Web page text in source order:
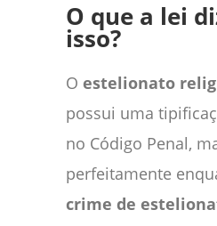
O que a lei
isso?
O estelionato
possui uma
no Código Penal,
perfeitamente
crime de